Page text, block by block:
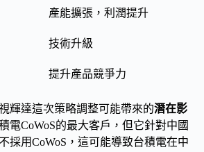
產能擴張，利潤提升
技術升級
提升產品競爭力
輝達這次策略調整可能帶來的潛在影
電CoWoS的最大客戶，但它針對中國
採用CoWoS，這可能導致台積電在中